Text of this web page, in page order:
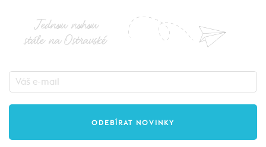
Jednou nohou
stále na Ostravské